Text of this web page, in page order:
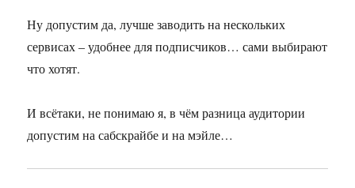
Ну допустим да, лучше заводить на нескольких
сервисах – удобнее для подписчиков… сами выбирают
что хотят.
И всётаки, не понимаю я, в чём разница аудитории
допустим на сабскрайбе и на мэйле…